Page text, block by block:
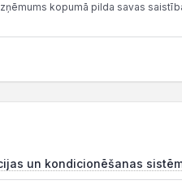
kopumā pilda savas
un kondicionēšanas